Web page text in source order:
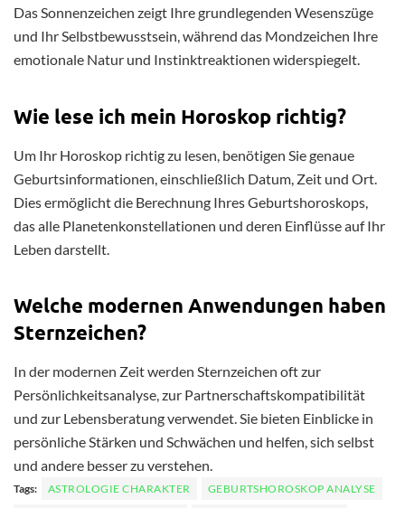
Das Sonnenzeichen zeigt Ihre grundlegenden Wesenszüge
und Ihr Selbstbewusstsein, während das Mondzeichen Ihre
emotionale Natur und Instinktreaktionen widerspiegelt.
Wie lese ich mein Horoskop richtig?
Um Ihr Horoskop richtig zu lesen, benötigen Sie genaue
Geburtsinformationen, einschließlich Datum, Zeit und Ort.
Dies ermöglicht die Berechnung Ihres Geburtshoroskops,
das alle Planetenkonstellationen und deren Einflüsse auf Ihr
Leben darstellt.
Welche modernen Anwendungen haben
Sternzeichen?
In der modernen Zeit werden Sternzeichen oft zur
Persönlichkeitsanalyse, zur Partnerschaftskompatibilität
und zur Lebensberatung verwendet. Sie bieten Einblicke in
persönliche Stärken und Schwächen und helfen, sich selbst
und andere besser zu verstehen.
Tags: ASTROLOGIE CHARAKTER
GEBURTSHOROSKOP ANALYSE